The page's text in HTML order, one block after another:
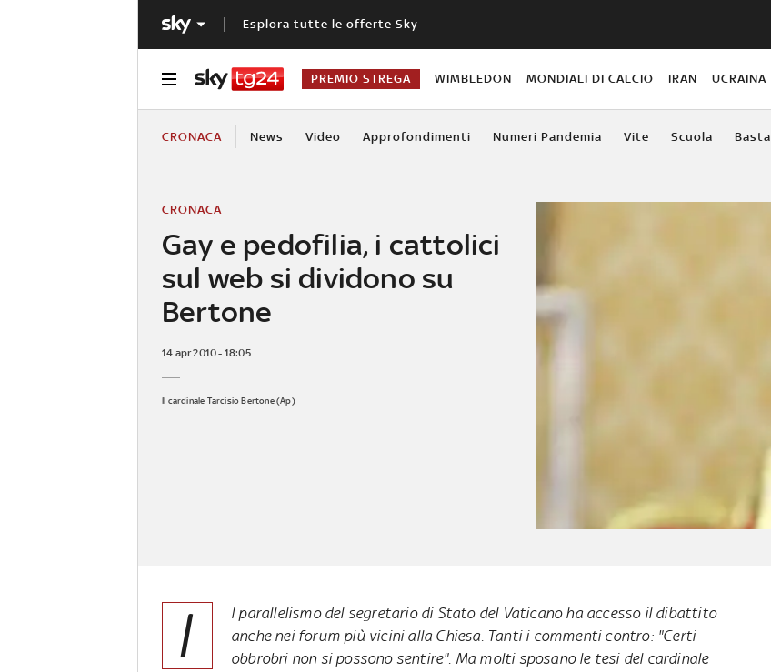
Esplora tutte le offerte Sky
PREMIO STREGA WIMBLEDON MONDIALI DI CALCIO IRAN UCRAINA
CRONACA News Video Approfondimenti Numeri Pandemia Vite Scuola Basta
Gay e pedofilia, i cattolici
sul web si dividono su
Bertone
CRONACA
14 apr 2010 - 18:05
Il cardinale Tarcisio Bertone (Ap)
I
l parallelismo del segretario di Stato del Vaticano ha accesso il dibattito
anche nei forum più vicini alla Chiesa. Tanti i commenti contro: "Certi
obbrobri non si possono sentire". Ma molti sposano le tesi del cardinale